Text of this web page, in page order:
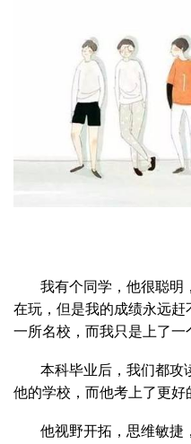
我有个同学，他很聪明
在玩，但是我的成绩永远
一所名校，而我只是上了一
本科毕业后，我们都攻
他的学校，而他考上了更好
他视野开拓，思维敏捷